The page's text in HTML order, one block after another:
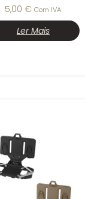
5,00€ Com IVA
Ler Mais